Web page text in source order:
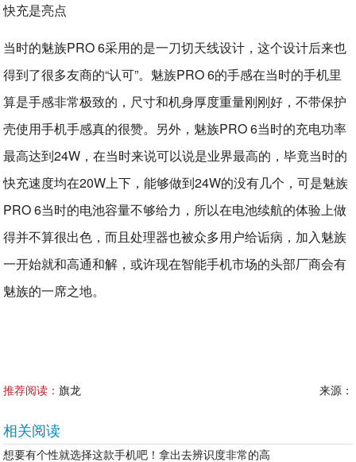
当时的魅族PRO 6采用的是一刀切天线设计，这个设计后来也
得到了很多友商的“认可”。魅族PRO 6的手感在当时的手机里
算是手感非常极致的，尺寸和机身厚度重量刚刚好，不带保护
壳使用手机手感真的很赞。另外，魅族PRO 6当时的充电功率
最高达到24W，在当时来说可以说是业界最高的，毕竟当时的
快充速度均在20W上下，能够做到24W的没有几个，可是魅族
PRO 6当时的电池容量不够给力，所以在电池续航的体验上做
得并不算很出色，而且处理器也被众多用户给诟病，加入魅族
一开始就和高通和解，或许现在智能手机市场的头部厂商会有
魅族的一席之地。
推荐阅读：旗龙 来源：
相关阅读
想要有个性就选择这款手机吧！拿出去辨识度非常的高